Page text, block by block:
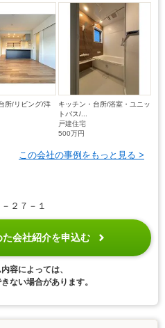
所/リビング/洋
キッチン・台所/浴室・ユニッ
トバス/...
戸建住宅
500万円
この会社の事例をもっと見る >
２７－１
会社紹介を申込む
容によっては、
ない場合があります。